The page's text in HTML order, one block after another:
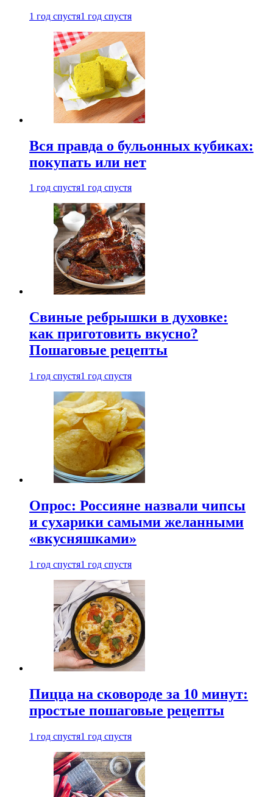
1 год спустя1 год спустя
Вся правда о бульонных кубиках:
покупать или нет
1 год спустя1 год спустя
Свиные ребрышки в духовке:
как приготовить вкусно?
Пошаговые рецепты
1 год спустя1 год спустя
Опрос: Россияне назвали чипсы
и сухарики самыми желанными
«вкусняшками»
1 год спустя1 год спустя
Пицца на сковороде за 10 минут:
простые пошаговые рецепты
1 год спустя1 год спустя